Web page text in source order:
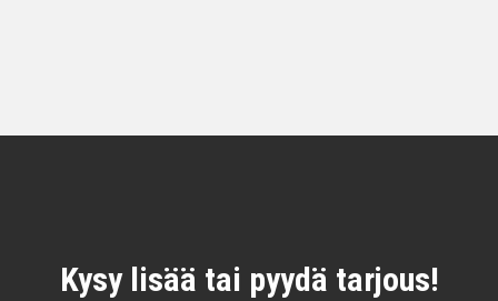
Kysy lisää tai pyydä tarjous!